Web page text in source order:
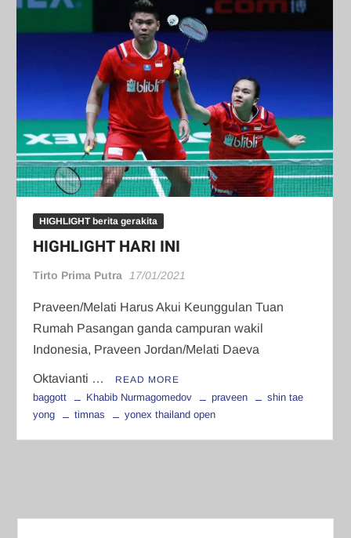
HIGHLIGHT berita gerakita
HIGHLIGHT HARI INI
Tirto Prima Putra 17/01/2021
Praveen/Melati Harus Akui Keunggulan Tuan
Rumah Pasangan ganda campuran wakil
Indonesia, Praveen Jordan/Melati Daeva
Oktavianti … READ MORE
baggott Khabib Nurmagomedov praveen
shin tae
yong
timnas yonex thailand open